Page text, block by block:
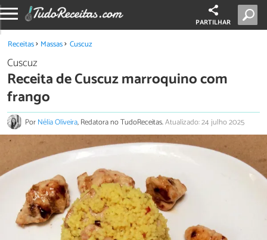
PARTILHAR
Receitas Massas Cuscuz
Cuscuz
Receita de Cuscuz marroquino com
frango
PorNélia Oliveira, Redatora no TudoReceitas.Atualizado: 24 julho 2025